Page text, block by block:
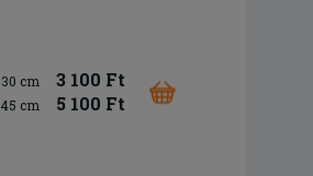
30 cm 3 100 Ft
45 cm 5 100 Ft